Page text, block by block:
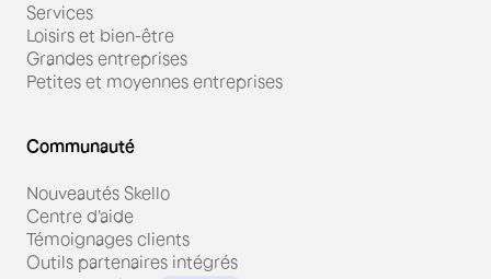
Services
Loisirs et bien-être
Grandes entreprises
Petites et moyennes entreprises
Communauté
Nouveautés Skello
Centre d'aide
Témoignages clients
Outils partenaires intégrés